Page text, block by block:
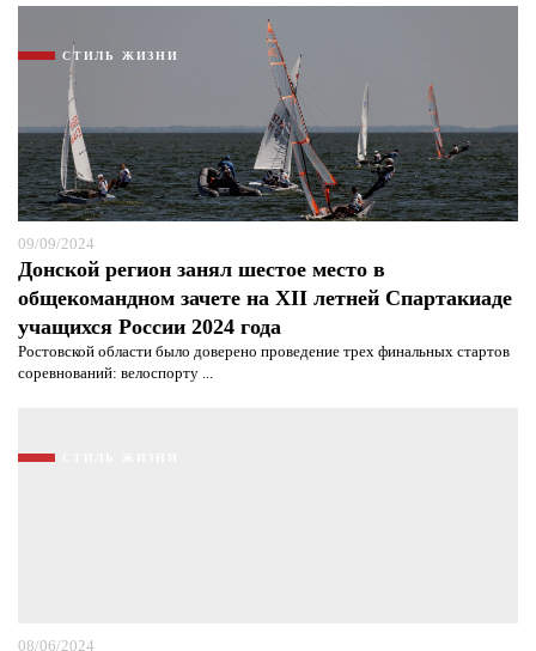
СТИЛЬ ЖИЗНИ
09/09/2024
Донской регион занял шестое место в
общекомандном зачете на XII летней Спартакиаде
учащихся России 2024 года
Ростовской области было доверено проведение трех финальных стартов
соревнований: велоспорту ...
08/06/2024